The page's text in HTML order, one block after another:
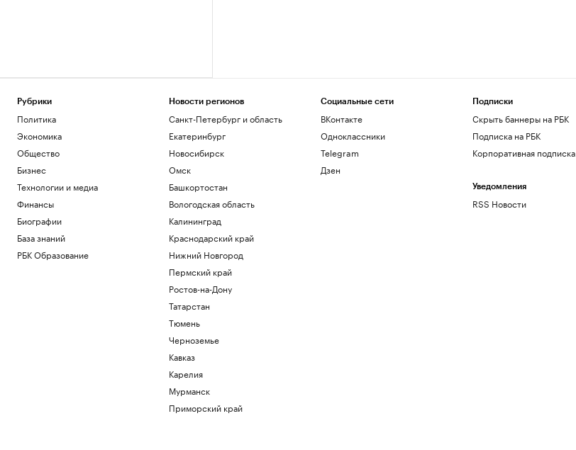
Рубрики
Политика
Экономика
Общество
Бизнес
Технологии и медиа
Финансы
Биографии
База знаний
РБК Образование
Новости регионов
Санкт-Петербург и область
Екатеринбург
Новосибирск
Омск
Башкортостан
Вологодская область
Калининград
Краснодарский край
Нижний Новгород
Пермский край
Ростов-на-Дону
Татарстан
Тюмень
Черноземье
Кавказ
Карелия
Мурманск
Приморский край
Социальные сети
ВКонтакте
Одноклассники
Telegram
Дзен
Подписки
Скрыть баннеры на РБК
Подписка на РБК
Корпоративная подписка
Уведомления
RSS Новости